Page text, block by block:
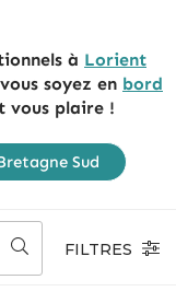
à Lorient
soyez en bord
vous plaire !
Sud
FILTRES